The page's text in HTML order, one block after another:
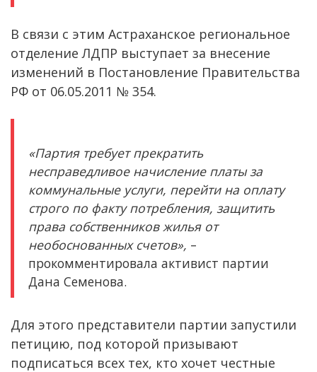
В связи с этим Астраханское региональное
отделение ЛДПР выступает за внесение
изменений в Постановление Правительства
РФ от 06.05.2011 № 354.
«Партия требует прекратить
несправедливое начисление платы за
коммунальные услуги, перейти на оплату
строго по факту потребления, защитить
права собственников жилья от
необоснованных счетов», –
прокомментировала активист партии
Дана Семенова.
Для этого представители партии запустили
петицию, под которой призывают
подписаться всех тех, кто хочет честные